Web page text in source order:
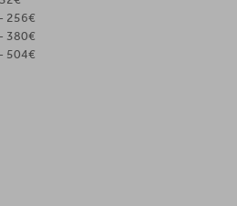
256€
380€
504€